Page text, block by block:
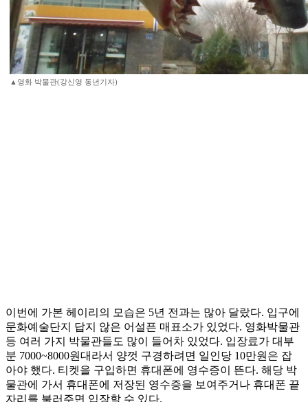
▲영화 박물관(강신영 동년기자)
이번에 가본 헤이리의 모습은 5년 전과는 많아 달랐다. 입구에
문화예술단지 답지 않은 어설픈 매표소가 있었다. 영화박물관
등 여러 가지 박물관들도 많이 들어차 있었다. 입장료가 대부
분 7000~8000원대라서 양껏 구경하려면 일인당 10만원은 잡
아야 했다. 티켓을 구입하면 휴대폰에 영수증이 뜬다. 해당 박
물관에 가서 휴대폰에 저장된 영수증을 보여주거나 휴대폰 끝
자리를 불러주면 입장할 수 있다.